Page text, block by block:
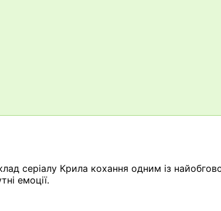
серіалу Крила кохання одним із
емоції.